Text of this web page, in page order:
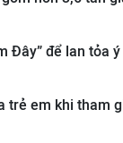
Đây” để lan tỏa
trẻ em khi tham